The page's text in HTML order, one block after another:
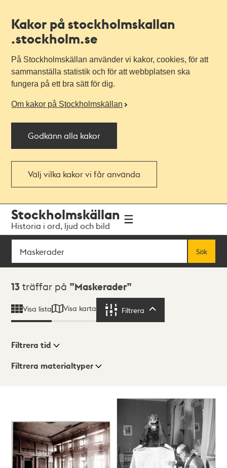
Kakor på stockholmskallan
.stockholm.se
På Stockholmskällan använder vi kakor, cookies, för att
sammanställa statistik och för att webbplatsen ska
fungera på ett bra sätt för dig.
Om kakor på Stockholmskällan
Godkänn alla kakor
Välj vilka kakor vi får använda
navigationen
huvudinnehållet
Stockholmskällan
Historia i ord, ljud och bild
Sök
Sök
Sökresultat
13 träffar på Maskerader
Visa lista Visa karta Filtrera
Visningsläge
Filtrera tid
Filtrera materialtyper